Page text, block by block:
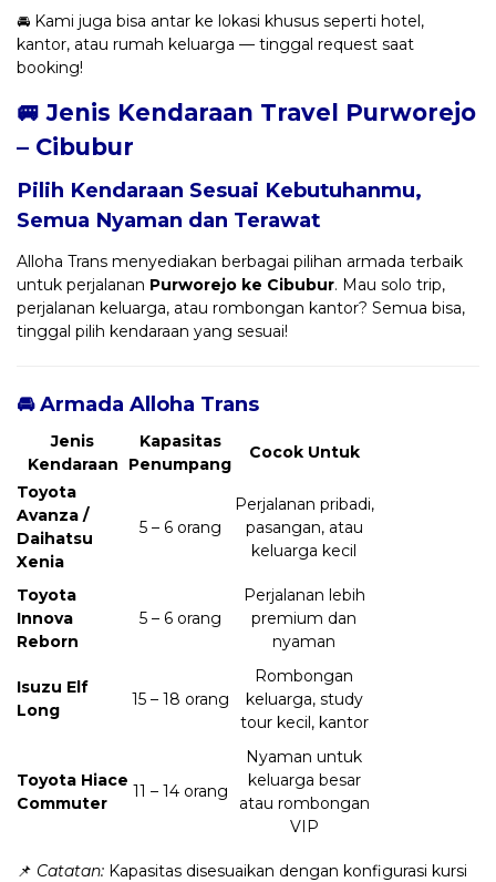
🚘 Kami juga bisa antar ke lokasi khusus seperti hotel,
kantor, atau rumah keluarga — tinggal request saat
booking!
🚐 Jenis Kendaraan Travel Purworejo
– Cibubur
Pilih Kendaraan Sesuai Kebutuhanmu,
Semua Nyaman dan Terawat
Alloha Trans menyediakan berbagai pilihan armada terbaik
untuk perjalanan Purworejo ke Cibubur. Mau solo trip,
perjalanan keluarga, atau rombongan kantor? Semua bisa,
tinggal pilih kendaraan yang sesuai!
🚘 Armada Alloha Trans
Jenis
Kendaraan
Kapasitas
Penumpang
Cocok Untuk
Toyota
Avanza /
Daihatsu
Xenia
5 – 6 orang
Perjalanan pribadi,
pasangan, atau
keluarga kecil
Toyota
Innova
Reborn
5 – 6 orang
Perjalanan lebih
premium dan
nyaman
Isuzu Elf
Long
15 – 18 orang
Rombongan
keluarga, study
tour kecil, kantor
Toyota Hiace
Commuter
11 – 14 orang
Nyaman untuk
keluarga besar
atau rombongan
VIP
📌 Catatan: Kapasitas disesuaikan dengan konfigurasi kursi